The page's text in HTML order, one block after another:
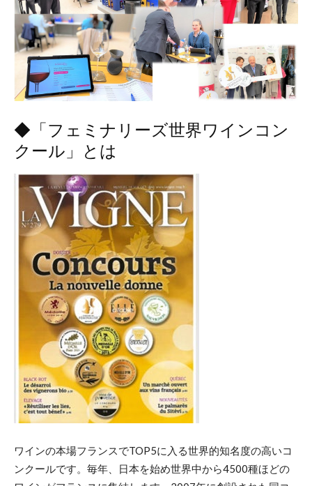
◆「フェミナリーズ世界ワインコン
クール」とは
ワインの本場フランスでTOP5に入る世界的知名度の高いコ
ンクールです。毎年、日本を始め世界中から4500種ほどの